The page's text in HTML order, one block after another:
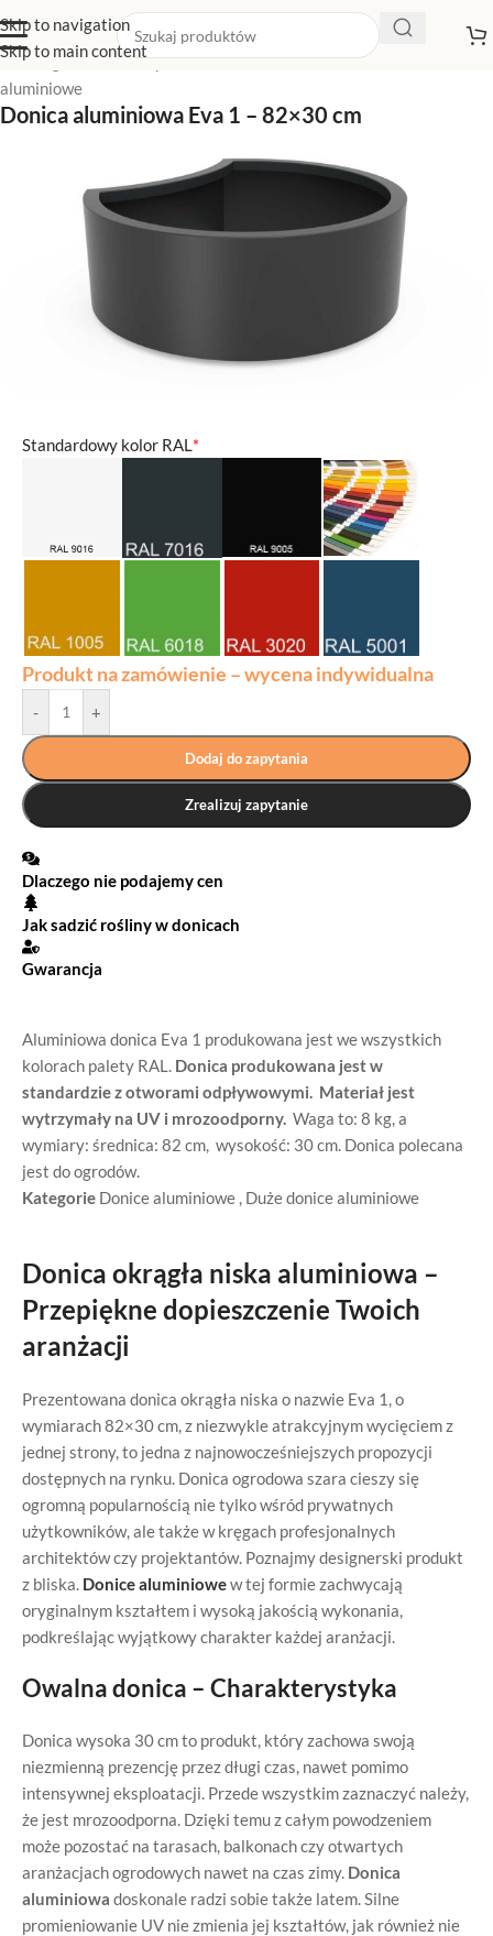
Skip to navigation
Skip to main content
Strona główna/Sklep z donicami/Duże donice/
aluminiowe
Donica aluminiowa Eva 1 – 82×30 cm
Aluminiowa donica Eva 1 produkowana jest we wszystkich
kolorach palety RAL. Donica produkowana jest w
standardzie z otworami odpływowymi. Materiał jest
wytrzymały na UV i mrozoodporny. Waga to: 8 kg, a
wymiary: średnica: 82 cm, wysokość: 30 cm. Donica polecana
jest do ogrodów.
Kategorie Donice aluminiowe Duże donice aluminiowe
Donica okrągła niska aluminiowa –
Przepiękne dopieszczenie Twoich
aranżacji
Prezentowana donica okrągła niska o nazwie Eva 1, o
wymiarach 82×30 cm, z niezwykle atrakcyjnym wycięciem z
jednej strony, to jedna z najnowocześniejszych propozycji
dostępnych na rynku. Donica ogrodowa szara cieszy się
ogromną popularnością nie tylko wśród prywatnych
użytkowników, ale także w kręgach profesjonalnych
architektów czy projektantów. Poznajmy designerski produkt
z bliska. Donice aluminiowew tej formie zachwycają
oryginalnym kształtem i wysoką jakością wykonania,
podkreślając wyjątkowy charakter każdej aranżacji.
Owalna donica – Charakterystyka
Donica wysoka 30 cm to produkt, który zachowa swoją
niezmienną prezencję przez długi czas, nawet pomimo
intensywnej eksploatacji. Przede wszystkim zaznaczyć należy,
że jest mrozoodporna. Dzięki temu z całym powodzeniem
może pozostać na tarasach, balkonach czy otwartych
aranżacjach ogrodowych nawet na czas zimy. Donica
aluminiowa doskonale radzi sobie także latem. Silne
promieniowanie UV nie zmienia jej kształtów, jak również nie
*
Standardowy kolor RAL
Produkt na zamówienie – wycena indywidualna
- +
Dodaj do zapytania
Zrealizuj zapytanie
Dlaczego nie podajemy cen
Jak sadzić rośliny w donicach
Gwarancja